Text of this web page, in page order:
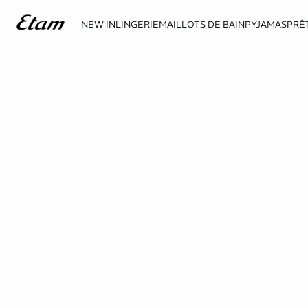
NEW INLINGERIEMAILLOTS DE BAINPYJAMAS